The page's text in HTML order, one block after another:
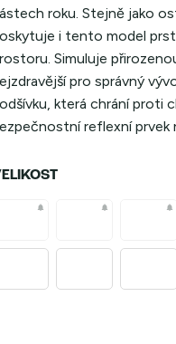
roku. Stejně jako
i tento model
Simuluje
pro správný
která chrání proti
reflexní prvek